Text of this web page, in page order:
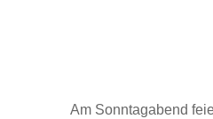
Am Sonntagabend